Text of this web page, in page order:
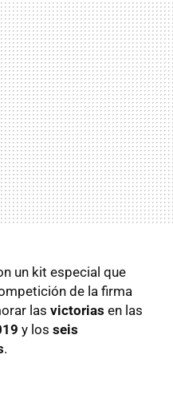
un kit especial que
de la firma
las victorias en las
y los seis
.